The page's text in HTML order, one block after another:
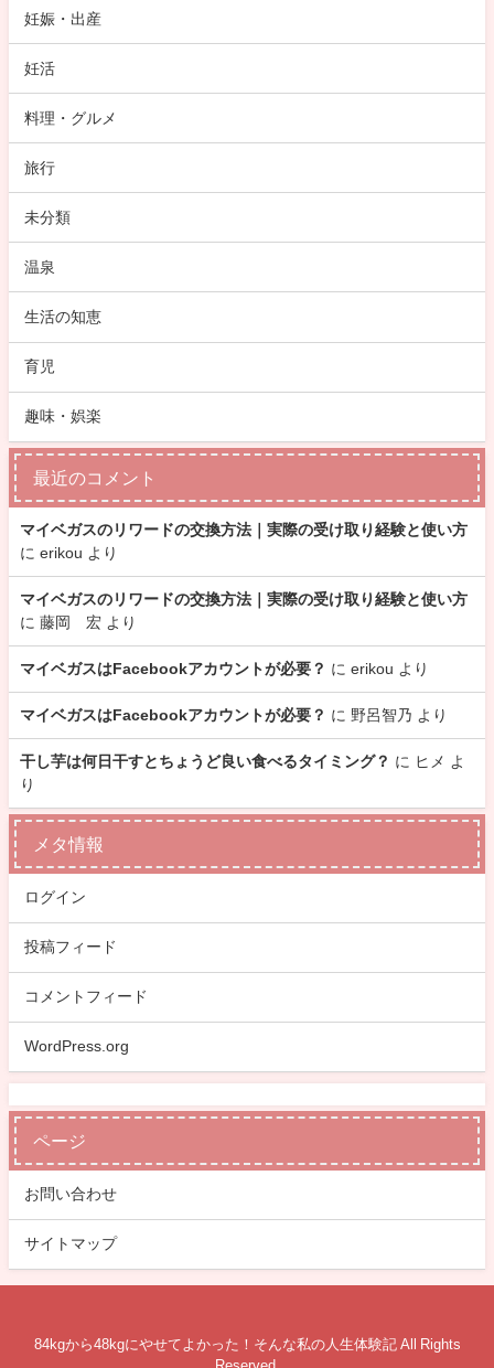
妊娠・出産
妊活
料理・グルメ
旅行
未分類
温泉
生活の知恵
育児
趣味・娯楽
最近のコメント
マイベガスのリワードの交換方法｜実際の受け取り経験と使い方
に erikou より
マイベガスのリワードの交換方法｜実際の受け取り経験と使い方
に 藤岡 宏 より
マイベガスはFacebookアカウントが必要？ に erikou より
マイベガスはFacebookアカウントが必要？ に 野呂智乃 より
干し芋は何日干すとちょうど良い食べるタイミング？ に ヒメ
よ
り
メタ情報
ログイン
投稿フィード
コメントフィード
WordPress.org
ページ
お問い合わせ
サイトマップ
84kgから48kgにやせてよかった！そんな私の人生体験記 All Rights
Reserved.